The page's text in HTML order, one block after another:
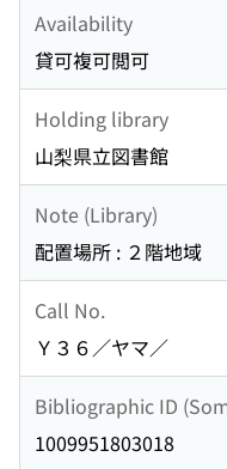
Availability
貸可複可閲可
Holding library
山梨県立図書館
Note (Library)
配置場所 : ２階地域
Call No.
Ｙ３６／ヤマ／
Bibliographic ID
1009951803018